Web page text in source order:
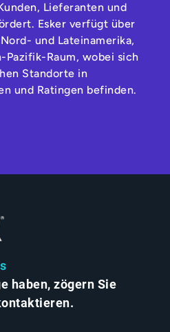
Lieferanten und
Esker verfügt über
und Lateinamerika,
Pazifik-Raum, wobei sich
Standorte in
und Ratingen befinden.
haben, zögern Sie